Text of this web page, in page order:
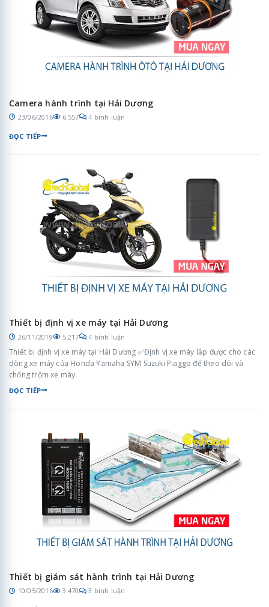
Camera hành trình tại Hải Dương
23/06/2016 6.557 4 bình luận
ĐỌC TIẾP
Thiết bị định vị xe máy tại Hải Dương
26/11/2019 5.217 4 bình luận
Thiết bị định vị xe máy tại Hải Dương ✅Định vị xe máy lắp được cho các
dòng xe máy của Honda Yamaha SYM Suzuki Piaggo để theo dõi và
chống trộm xe máy.
ĐỌC TIẾP
Thiết bị giám sát hành trình tại Hải Dương
10/05/2016 3.470 3 bình luận